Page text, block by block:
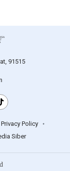
91515
Privacy Policy
Siber